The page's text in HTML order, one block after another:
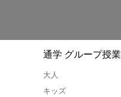
通学 グループ授業
大人
キッズ